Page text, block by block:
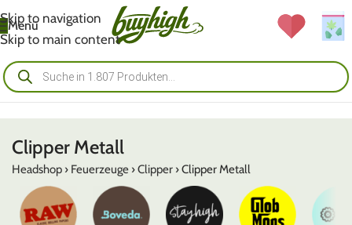
Skip to navigation
Skip to main content
Menü
Clipper Metall
Headshop › Feuerzeuge ›Clipper ›Clipper Metall